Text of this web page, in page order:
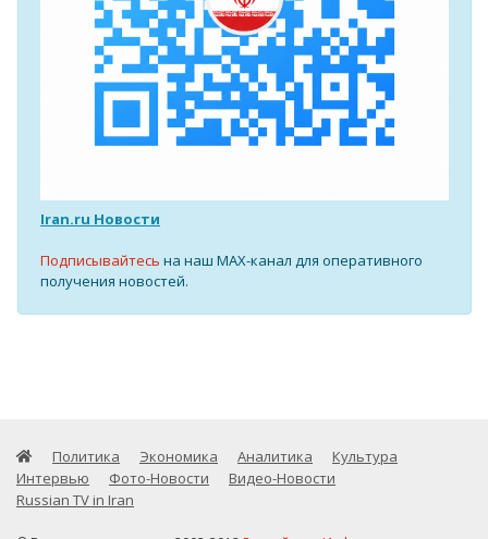
Iran.ru Новости
Подписывайтесь на наш MAX-канал для оперативного
получения новостей.
Политика Экономика Аналитика
Культура
Интервью
Фото-Новости
Видео-Новости
Russian TV in Iran